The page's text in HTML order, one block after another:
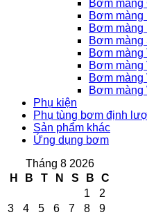
Bơm màng
Bơm màng
Bơm màng
Bơm màng
Bơm màng
Bơm màng
Bơm màng
Bơm màng
Phụ kiện
Phụ tùng bơm định
Sản phẩm khác
Ứng dụng bơm
Tháng 8 2026
H
B T N S B
C
1
2
3
4 5 6 7 8
9